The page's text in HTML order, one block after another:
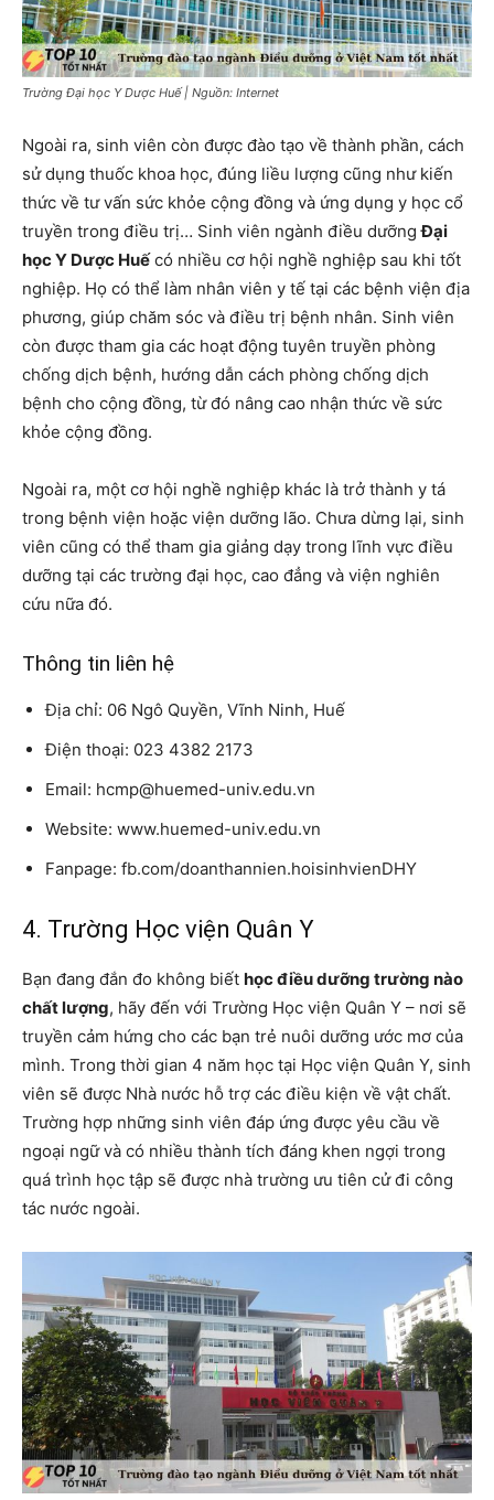
Trường Đại học Y Dược Huế | Nguồn: Internet
Ngoài ra, sinh viên còn được đào tạo về thành phần, cách
sử dụng thuốc khoa học, đúng liều lượng cũng như kiến ​​
thức về tư vấn sức khỏe cộng đồng và ứng dụng y học cổ
truyền trong điều trị… Sinh viên ngành điều dưỡngĐại
học Y Dược Huếcó nhiều cơ hội nghề nghiệp sau khi tốt
nghiệp. Họ có thể làm nhân viên y tế tại các bệnh viện địa
phương, giúp chăm sóc và điều trị bệnh nhân. Sinh viên
còn được tham gia các hoạt động tuyên truyền phòng
chống dịch bệnh, hướng dẫn cách phòng chống dịch
bệnh cho cộng đồng, từ đó nâng cao nhận thức về sức
khỏe cộng đồng.
Ngoài ra, một cơ hội nghề nghiệp khác là trở thành y tá
trong bệnh viện hoặc viện dưỡng lão. Chưa dừng lại, sinh
viên cũng có thể tham gia giảng dạy trong lĩnh vực điều
dưỡng tại các trường đại học, cao đẳng và viện nghiên
cứu nữa đó.
Thông tin liên hệ
Địa chỉ: 06 Ngô Quyền, Vĩnh Ninh, Huế
Điện thoại: 023 4382 2173
Email: hcmp@huemed-univ.edu.vn
Website: www.huemed-univ.edu.vn
Fanpage: fb.com/doanthannien.hoisinhvienDHY
4. Trường Học viện Quân Y
Bạn đang đắn đo không biết học điều dưỡng trường nào
chất lượng, hãy đến với Trường Học viện Quân Y – nơi sẽ
truyền cảm hứng cho các bạn trẻ nuôi dưỡng ước mơ của
mình. Trong thời gian 4 năm học tại Học viện Quân Y, sinh
viên sẽ được Nhà nước hỗ trợ các điều kiện về vật chất.
Trường hợp những sinh viên đáp ứng được yêu cầu về
ngoại ngữ và có nhiều thành tích đáng khen ngợi trong
quá trình học tập sẽ được nhà trường ưu tiên cử đi công
tác nước ngoài.